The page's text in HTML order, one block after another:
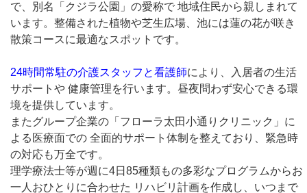
で、別名「クジラ公園」の愛称で 地域住民から親しまれて
います。整備された植物や芝生広場、池には蓮の花が咲き
散策コースに最適なスポットです。
24時間常駐の介護スタッフと看護師により、入居者の生活
サポートや 健康管理を行います。昼夜問わず安心できる環
境を提供しています。
またグループ企業の「フローラ太田小通りクリニック」に
よる医療面での 全面的サポート体制を整えており、緊急時
の対応も万全です。
理学療法士等が週に4日85種類もの多彩なプログラムからお
一人おひとりに合わせた リハビリ計画を作成し、いつまで